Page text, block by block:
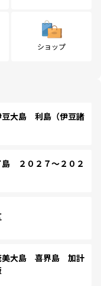
ショップ
大島 利島（伊豆諸
２０２７～２０２
大島 喜界島 加計